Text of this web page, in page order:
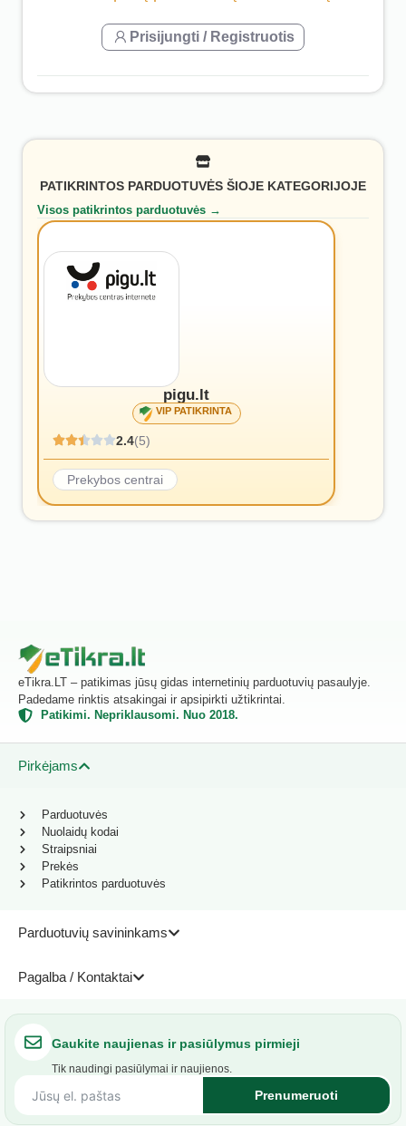
Prisijungti / Registruotis
PATIKRINTOS PARDUOTUVĖS ŠIOJE KATEGORIJOJE
Visos patikrintos parduotuvės →
pigu.lt
VIP PATIKRINTA
2.4(5)
Prekybos centrai
eTikra.LT – patikimas jūsų gidas internetinių parduotuvių pasaulyje.
Padedame rinktis atsakingai ir apsipirkti užtikrintai.
Patikimi. Nepriklausomi. Nuo 2018.
Pirkėjams
Parduotuvių savininkams
Pagalba / Kontaktai
Parduotuvės
Nuolaidų kodai
Straipsniai
Prekės
Patikrintos parduotuvės
Gaukite naujienas ir pasiūlymus pirmieji
Tik naudingi pasiūlymai ir naujienos.
Prenumeruoti